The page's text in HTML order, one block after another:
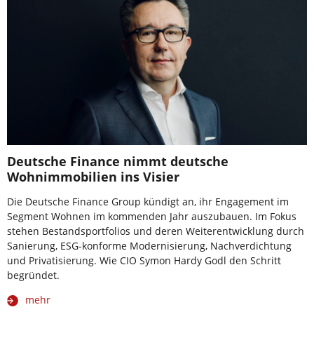
Deutsche Finance nimmt deutsche
Wohnimmobilien ins Visier
Die Deutsche Finance Group kündigt an, ihr Engagement im
Segment Wohnen im kommenden Jahr auszubauen. Im Fokus
stehen Bestandsportfolios und deren Weiterentwicklung durch
Sanierung, ESG-konforme Modernisierung, Nachverdichtung
und Privatisierung. Wie CIO Symon Hardy Godl den Schritt
begründet.
mehr